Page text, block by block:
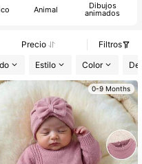
Animal Dibujos
animados
Precio
Filtros
Estilo Color
0-9 Months